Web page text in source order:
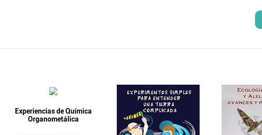
Experiencias de Química
Organometálica